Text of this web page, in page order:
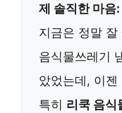
제 솔직한 마음:
지금은 정말 잘
음식물쓰레기
았었는데, 이
특히 리쿡 음식